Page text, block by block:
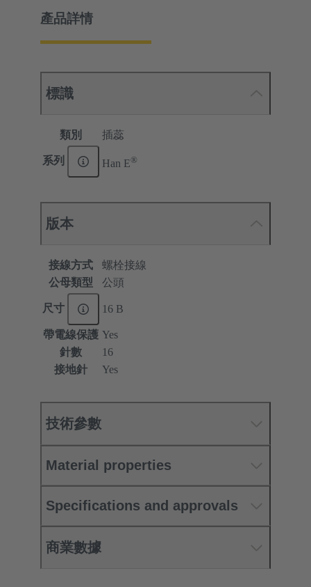
產品詳情
標識
類別 插蕊
系列 Han E®
版本
接線方式
螺栓接線
公母類型
公頭
尺寸 16 B
帶電線保護 Yes
針數
16
接地針
Yes
技術參數
Material properties
Specifications and approvals
商業數據